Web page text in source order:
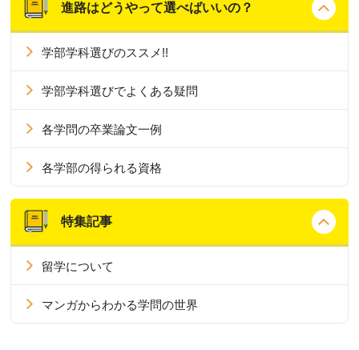
進路はどうやって選べばいいの？
学部学科選びのススメ!!
学部学科選びでよくある疑問
各学問の卒業論文一例
各学部の得られる資格
特集記事
留学について
マンガからわかる学問の世界